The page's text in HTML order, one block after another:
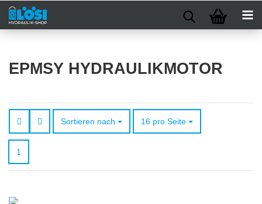
EPMSY HYDRAULIKMOTOR
Sortieren nach
Sortieren nach 16 pro Seite
pro Seite
1